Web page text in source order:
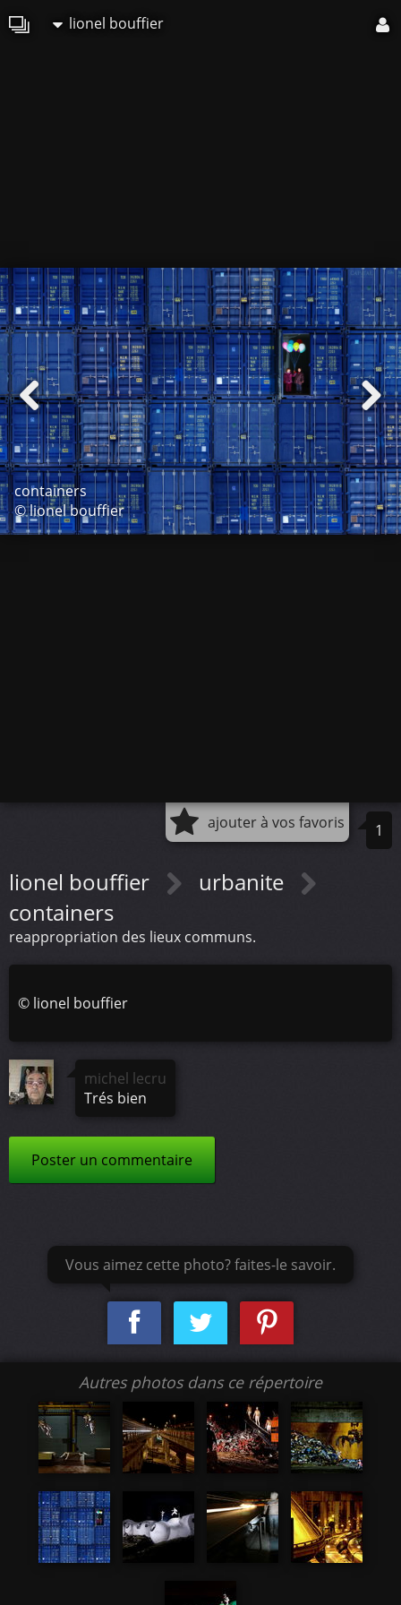
lionel bouffier
containers
© lionel bouffier
ajouter à vos favoris 1
lionel bouffier
urbanite
containers
reappropriation des lieux communs.
© lionel bouffier
michel lecru
Trés bien
Poster un commentaire
Vous aimez cette photo? faites-le savoir.
Autres photos dans ce répertoire